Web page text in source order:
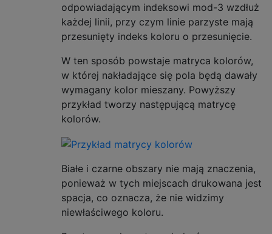
odpowiadającym indeksowi mod-3 wzdłuż
każdej linii, przy czym linie parzyste mają
przesunięty indeks koloru o przesunięcie.
W ten sposób powstaje matryca kolorów,
w której nakładające się pola będą dawały
wymagany kolor mieszany. Powyższy
przykład tworzy następującą matrycę
kolorów.
Białe i czarne obszary nie mają znaczenia,
ponieważ w tych miejscach drukowana jest
spacja, co oznacza, że ​​nie widzimy
niewłaściwego koloru.